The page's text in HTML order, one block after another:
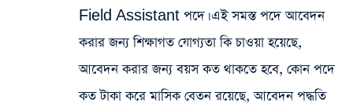
Field Assistant পদে। এই সমস্ত পদে আবেদন
করার জন্য শিক্ষাগত যোগ্যতা কি চাওয়া হয়েছে,
আবেদন করার জন্য বয়স কত থাকতে হবে, কোন পদে
কত টাকা করে মাসিক বেতন রয়েছে, আবেদন পদ্ধতি